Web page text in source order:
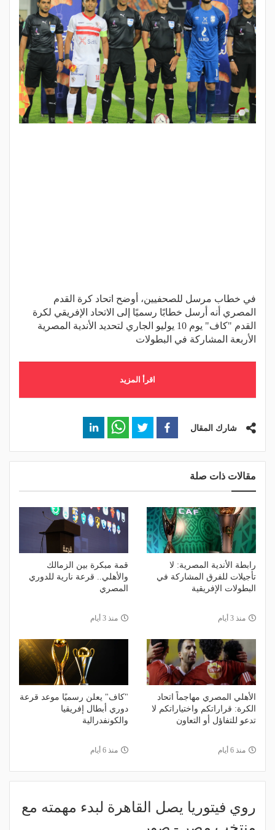
في خطاب مرسل للصحفيين، أوضح اتحاد كرة القدم
المصري أنه أرسل خطابًا رسميًا إلى الاتحاد الإفريقي لكرة
القدم "كاف" يوم 10 يوليو الجاري لتحديد الأندية المصرية
الأربعة المشاركة في البطولات
اقرأ المزيد
شارك المقال
مقالات ذات صلة
رابطة الأندية المصرية: لا
تأجيلات للفرق المشاركة في
البطولات الإفريقية
منذ 3 أيام
قمة مبكرة بين الزمالك
والأهلي.. قرعة نارية للدوري
المصري
منذ 3 أيام
الأهلي المصري مهاجماً اتحاد
الكرة: قراراتكم واختياراتكم لا
تدعو للتفاؤل أو التعاون
منذ 6 أيام
"كاف" يعلن رسميًا موعد قرعة
دوري أبطال إفريقيا
والكونفدرالية
منذ 6 أيام
روي فيتوريا يصل القاهرة لبدء مهمته مع